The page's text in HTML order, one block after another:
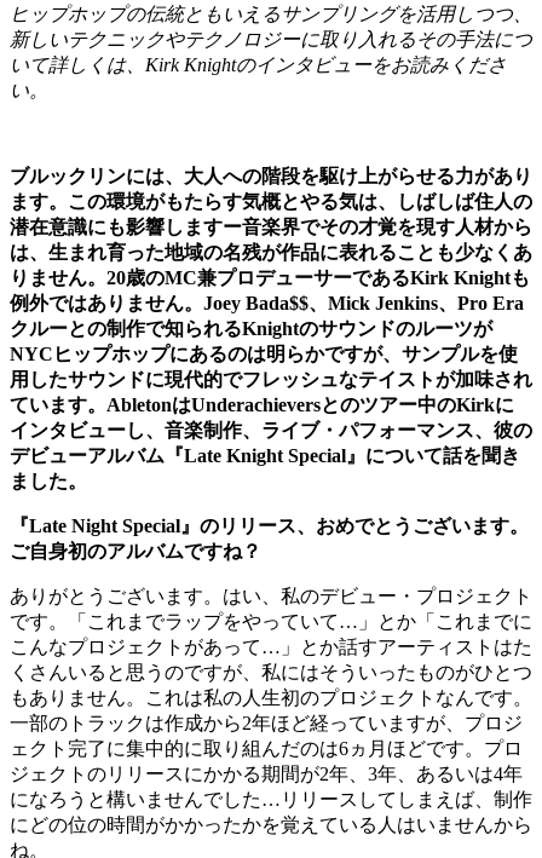
ヒップホップの伝統ともいえるサンプリングを活用しつつ、
新しいテクニックやテクノロジーに取り入れるその手法につ
いて詳しくは、Kirk Knightのインタビューをお読みくださ
い。
ブルックリンには、大人への階段を駆け上がらせる力があり
ます。この環境がもたらす気概とやる気は、しばしば住人の
潜在意識にも影響しますー音楽界でその才覚を現す人材から
は、生まれ育った地域の名残が作品に表れることも少なくあ
りません。20歳のMC兼プロデューサーであるKirk Knightも
例外ではありません。Joey Bada$$、Mick Jenkins、Pro Era
クルーとの制作で知られるKnightのサウンドのルーツが
NYCヒップホップにあるのは明らかですが、サンプルを使
用したサウンドに現代的でフレッシュなテイストが加味され
ています。AbletonはUnderachieversとのツアー中のKirkに
インタビューし、音楽制作、ライブ・パフォーマンス、彼の
デビューアルバム『Late Knight Special』について話を聞き
ました。
『Late Night Special』のリリース、おめでとうございます。
ご自身初のアルバムですね？
ありがとうございます。はい、私のデビュー・プロジェクト
です。「これまでラップをやっていて…」とか「これまでに
こんなプロジェクトがあって…」とか話すアーティストはた
くさんいると思うのですが、私にはそういったものがひとつ
もありません。これは私の人生初のプロジェクトなんです。
一部のトラックは作成から2年ほど経っていますが、プロジ
ェクト完了に集中的に取り組んだのは6ヵ月ほどです。プロ
ジェクトのリリースにかかる期間が2年、3年、あるいは4年
になろうと構いませんでした…リリースしてしまえば、制作
にどの位の時間がかかったかを覚えている人はいませんから
ね。